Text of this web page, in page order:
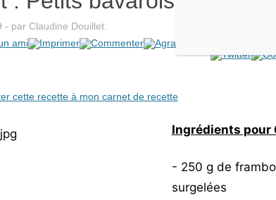
- par Claudine Douillet.
cette recette à mon carnet de recette
Ingrédients pour
- 250 g de
surgelées